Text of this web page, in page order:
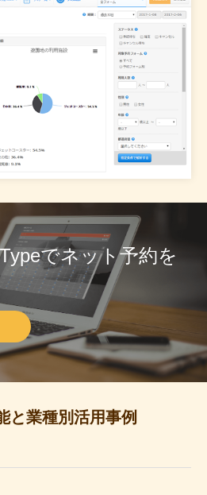
でネット予約を
と業種別活用事例